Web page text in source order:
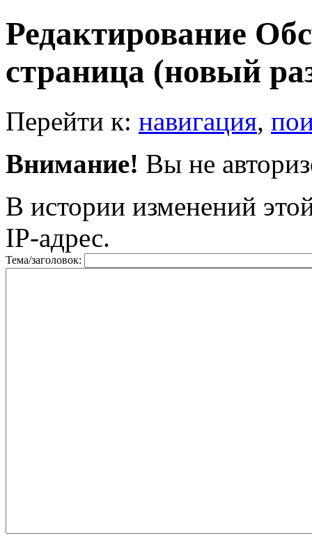
Редактирование
страница (новый
Перейти к: навигация,
Внимание! Вы не
В истории изменений
IP-адрес.
Тема/заголовок: